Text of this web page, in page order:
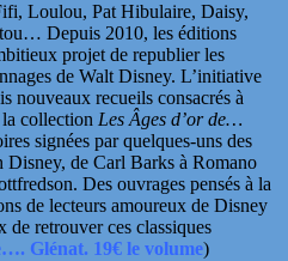
Loulou, Pat Hibulaire, Daisy,
Depuis 2010, les éditions
projet de republier les
de Walt Disney. L’initiative
nouveaux recueils consacrés à
collection Les Âges d’or de…
signées par quelques-uns des
Disney, de Carl Barks à Romano
Des ouvrages pensés à la
de lecteurs amoureux de Disney
de retrouver ces classiques
Glénat. 19€ le volume)